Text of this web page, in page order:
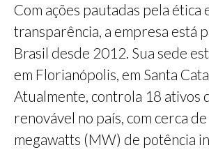
Com ações pautadas pela ética
transparência, a empresa está
Brasil desde 2012. Sua sede
em Florianópolis, em Santa
Atualmente, controla 18 ativos
renovável no país, com cerca
megawatts (MW) de potência